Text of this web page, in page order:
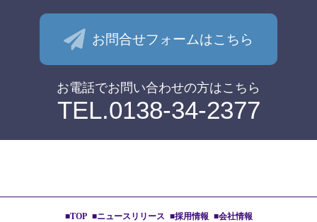
お問合せフォームはこちら
お電話でお問い合わせの⽅はこちら
TEL.0138-34-2377
■TOP ■ニュースリリース ■採用情報 ■会社情報